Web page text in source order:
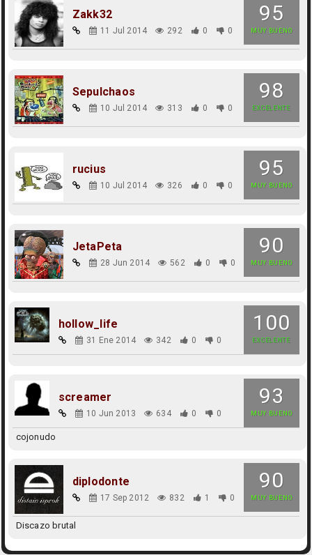
95
MUY BUENO
Zakk32
11 Jul 2014 292 0 0
98
EXCELENTE
Sepulchaos
10 Jul 2014 313 0 0
95
MUY BUENO
rucius
10 Jul 2014 326 0 0
90
MUY BUENO
JetaPeta
28 Jun 2014 562 0 0
100
EXCELENTE
hollow_life
31 Ene 2014 342 0 0
93
MUY BUENO
screamer
10 Jun 2013 634 0 0
cojonudo
90
MUY BUENO
diplodonte
17 Sep 2012 832 1 0
Discazo brutal